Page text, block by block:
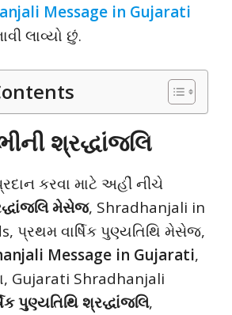
Message in Gujarati
લાવ્યો છું.
શ્રદ્ધાંજલિ
કરવા માટે અહીં નીચે
મેસેજ, Shradhanjali in
પ્રથમ વાર્ષિક પુણ્યતિથિ મેસેજ,
Message in Gujarati,
Gujarati Shradhanjali
પુણ્યતિથિ શ્રદ્ધાંજલિ,